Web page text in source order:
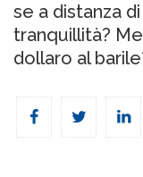
se a distanza
tranquillità?
dollaro al